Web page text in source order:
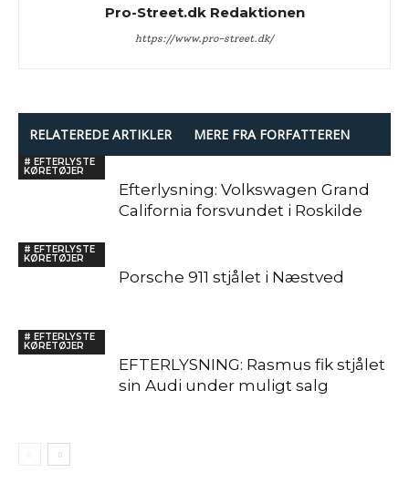
Pro-Street.dk Redaktionen
https://www.pro-street.dk/
RELATEREDE ARTIKLER MERE FRA FORFATTEREN
# EFTERLYSTE
KØRETØJER
Efterlysning: Volkswagen Grand
California forsvundet i Roskilde
# EFTERLYSTE
KØRETØJER
Porsche 911 stjålet i Næstved
# EFTERLYSTE
KØRETØJER
EFTERLYSNING: Rasmus fik stjålet
sin Audi under muligt salg